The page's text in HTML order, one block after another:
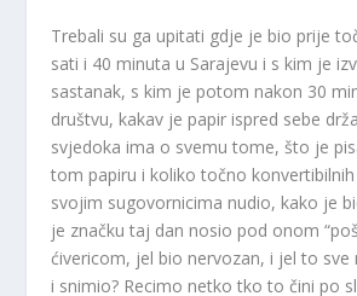
Trebali su ga upitati gdje je bio prije
sati i 40 minuta u Sarajevu i s kim je
sastanak, s kim je potom nakon 30
društvu, kakav je papir ispred sebe
svjedoka ima o svemu tome, što je
tom papiru i koliko točno
svojim sugovornicima nudio, kako je
je značku taj dan nosio pod onom
ćivericom, jel bio nervozan, i jel to
i snimio? Recimo netko tko to čini po